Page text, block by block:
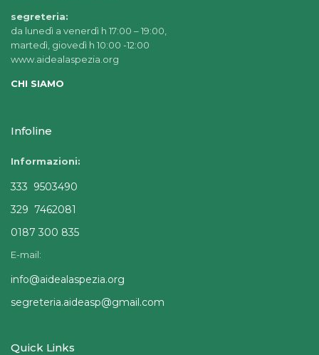
segreteria:
da lunedì a venerdì h 17:00 – 19:00,
martedì, giovedì h 10:00 -12:00
www.aidealaspezia.org
CHI SIAMO
Infoline
Informazioni:
333 9503490
329 7462081
0187 300 835
E-mail:
info@aidealaspezia.org
segreteria.aideasp@gmail.com
Quick Links